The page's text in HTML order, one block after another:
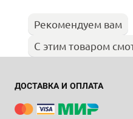
Рекомендуем вам
С этим товаром
ДОСТАВКА И ОПЛАТА